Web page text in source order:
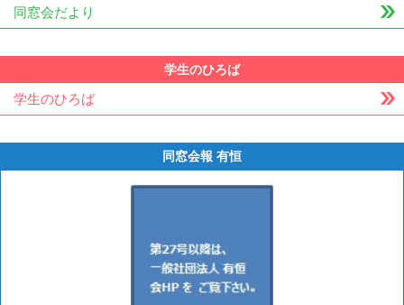
同窓会だより
学生のひろば
学生のひろば
同窓会報 有恒